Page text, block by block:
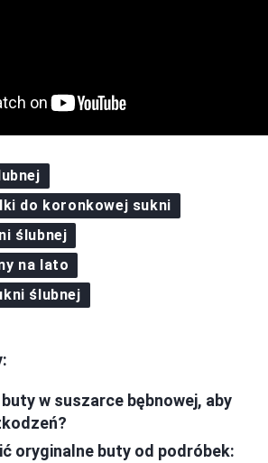
do koronkowej sukni
ślubnej
na lato
ślubnej
w suszarce bębnowej, aby
oryginalne buty od podróbek: